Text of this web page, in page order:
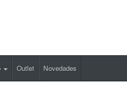
Outlet Novedades